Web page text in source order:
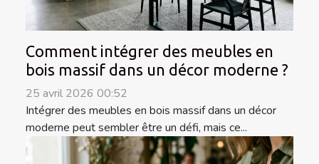
Comment intégrer des meubles en
bois massif dans un décor moderne ?
25 avril 2026 00:52
Intégrer des meubles en bois massif dans un décor
moderne peut sembler être un défi, mais ce...